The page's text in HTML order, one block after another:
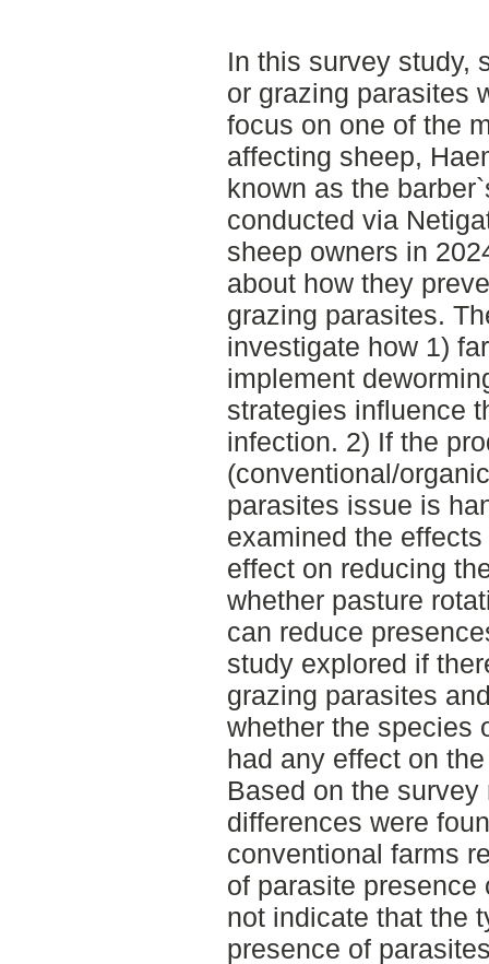
In this survey study,
or grazing parasites
focus on one of the
affecting sheep,
known as the
conducted via
sheep owners in
about how they
grazing parasites.
investigate how 1)
implement
strategies influence
infection. 2) If the
(conventional/
parasites issue is
examined the
effect on reducing
whether pasture
can reduce
study explored if
grazing parasites
whether the species
had any effect on
Based on the
differences were
conventional farms
of parasite presence
not indicate that the
presence of